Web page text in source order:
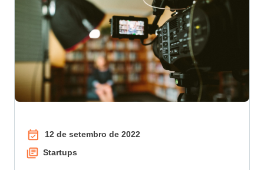
12 de setembro de 2022
Startups